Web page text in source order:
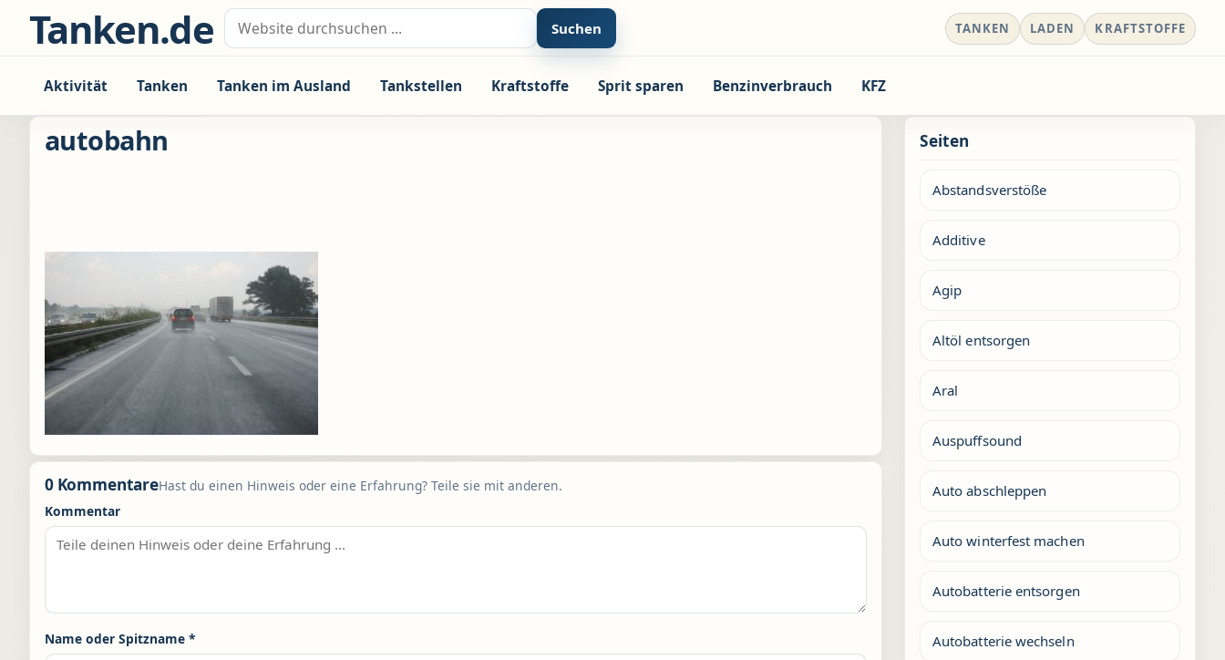
Zum Inhalt springen
Tanken.de Suche nach: Suchen TANKEN LADEN KRAFTSTOFFE
Aktivität Tanken Tanken im Ausland Tankstellen Kraftstoffe Sprit sparen Benzinverbrauch KFZ
autobahn
0 KommentareHast du einen Hinweis oder eine Erfahrung? Teile sie mit anderen.
Kommentar
Name oder Spitzname *
Seiten
Abstandsverstöße
Additive
Agip
Altöl entsorgen
Aral
Auspuffsound
Auto abschleppen
Auto winterfest machen
Autobatterie entsorgen
Autobatterie wechseln